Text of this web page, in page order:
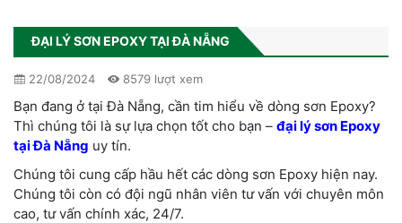
ĐẠI LÝ SƠN EPOXY TẠI ĐÀ NẴNG
22/08/2024 8579 lượt xem
Bạn đang ở tại Đà Nẵng, cần tim hiểu về dòng sơn Epoxy?
Thì chúng tôi là sự lựa chọn tốt cho bạn – đại lý sơn Epoxy
tại Đà Nẵng uy tín.
Chúng tôi cung cấp hầu hết các dòng sơn Epoxy hiện nay.
Chúng tôi còn có đội ngũ nhân viên tư vấn với chuyên môn
cao, tư vấn chính xác, 24/7.